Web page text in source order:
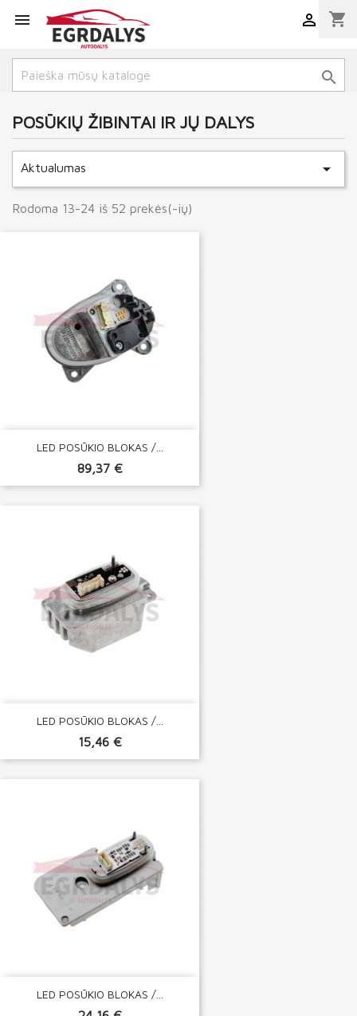
 shopping_cart


POSŪKIŲ ŽIBINTAI IR JŲ DALYS
Aktualumas 
Rodoma 13-24 iš 52 prekės(-ių)
LED POSŪKIO BLOKAS /...
89,37 €
LED POSŪKIO BLOKAS /...
15,46 €
LED POSŪKIO BLOKAS /...